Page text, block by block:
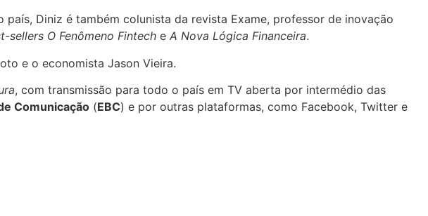
país, Diniz é também colunista da revista Exame, professor de inovação
sellers O Fenômeno Fintech e A Nova Lógica Financeira.
e o economista Jason Vieira.
, com transmissão para todo o país em TV aberta por intermédio das
Comunicação (EBC) e por outras plataformas, como Facebook, Twitter e